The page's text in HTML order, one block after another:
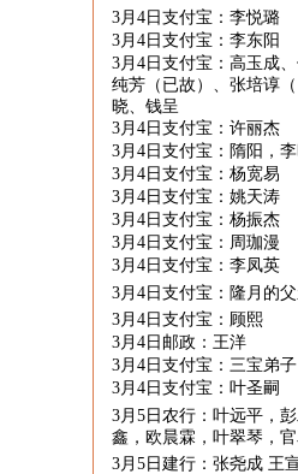
3月 4 日支付宝：李悦璐
3月 4 日支付宝：李东阳
3月 4日支付宝：高玉成
纯芳（已故）、张培谆
晓、钱呈
3月 4 日支付宝：许丽杰
3月 4 日支付宝：隋阳，
3月 4 日支付宝：杨宽易
3月 4 日支付宝：姚天涛
3月 4 日支付宝：杨振杰
3月 4 日支付宝：周珈漫
3月 4 日支付宝：李凤英
3月 4 日支付宝：隆月的
3月 4 日支付宝：顾熙
3月 4 日邮政： 王洋
3月 4 日支付宝：三宝弟
3月 4 日支付宝：叶圣嗣
3月 5 日农行：叶远平，
鑫，欧晨霖，叶翠琴，
3月 5 日建行：张尧成 王